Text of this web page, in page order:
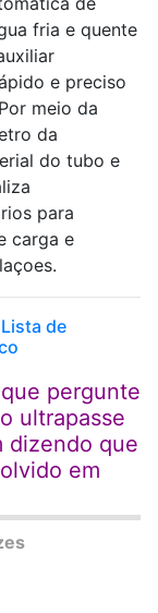
fria e quente
e preciso
meio da
da
do tubo e
para
carga e
de
pergunte
ultrapasse
dizendo que
em